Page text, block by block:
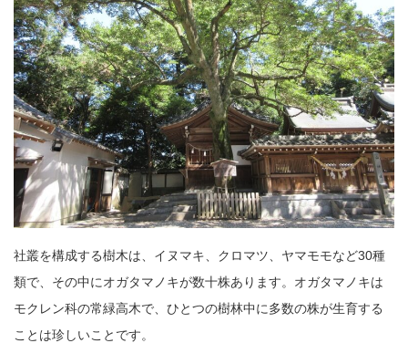
社叢を構成する樹木は、イヌマキ、クロマツ、ヤマモモなど30種
類で、その中にオガタマノキが数十株あります。オガタマノキは
モクレン科の常緑高木で、ひとつの樹林中に多数の株が生育する
ことは珍しいことです。